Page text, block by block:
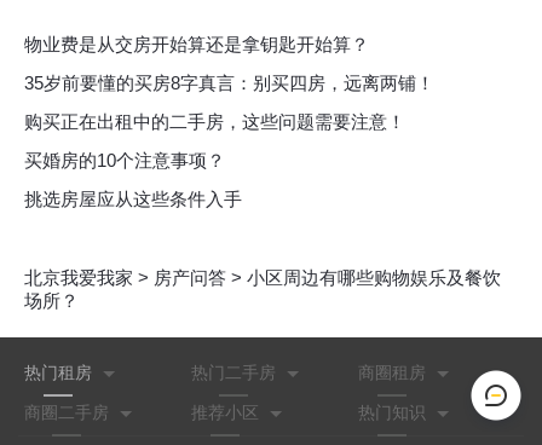
物业费是从交房开始算还是拿钥匙开始算？
35岁前要懂的买房8字真言：别买四房，远离两铺！
购买正在出租中的二手房，这些问题需要注意！
买婚房的10个注意事项？
挑选房屋应从这些条件入手
北京我爱我家 > 房产问答 > 小区周边有哪些购物娱乐及餐饮
场所？
热门租房 热门二手房 商圈租房
商圈二手房 推荐小区 热门知识